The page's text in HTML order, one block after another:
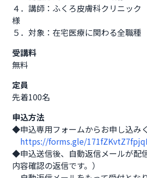
４．講師：ふくろ皮膚科クリニック
様
５．対象：在宅医療に関わる全職種
受講料
無料
定員
先着100名
申込方法
◆申込専用フォームからお申し込み
https://forms.gle/
◆申込送信後、自動返信メールが配
内容確認の返信です。）